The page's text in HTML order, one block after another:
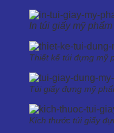
In túi giấy mỹ phẩm
Thiết kế túi đựng mỹ
Túi giấy đựng mỹ
Kích thước túi giấy